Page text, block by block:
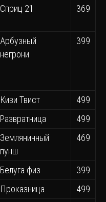
Сприц 21 369
Арбузный
негрони
399
Киви Твист
499
Развратница
499
Земляничный
пунш
469
Белуга физ
399
Проказница
499